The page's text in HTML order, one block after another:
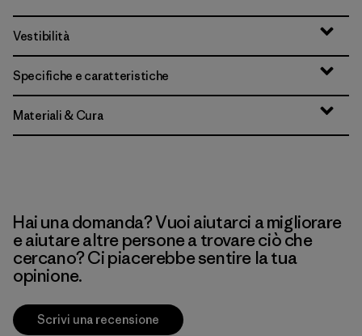
Vestibilità
Specifiche e caratteristiche
Materiali & Cura
Hai una domanda? Vuoi aiutarci a migliorare
e aiutare altre persone a trovare ciò che
cercano? Ci piacerebbe sentire la tua
opinione.
Scrivi una recensione